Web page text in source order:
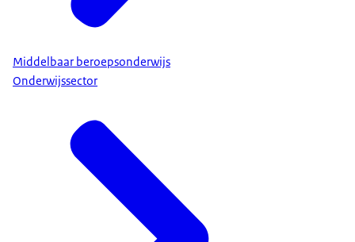
Middelbaar beroepsonderwijs
Onderwijssector